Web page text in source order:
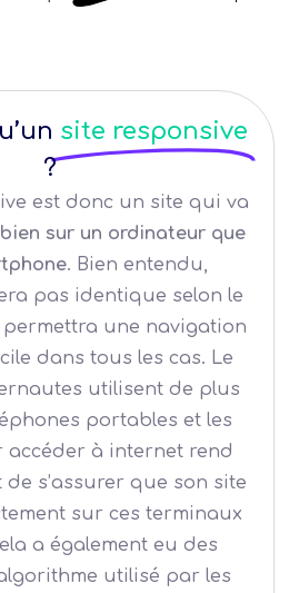
site responsive
?
est donc un site qui va
sur un ordinateur que
. Bien entendu,
pas identique selon le
une navigation
dans tous les cas. Le
utilisent de plus
portables et les
à internet rend
s’assurer que son site
sur ces terminaux
a également eu des
utilisé par les